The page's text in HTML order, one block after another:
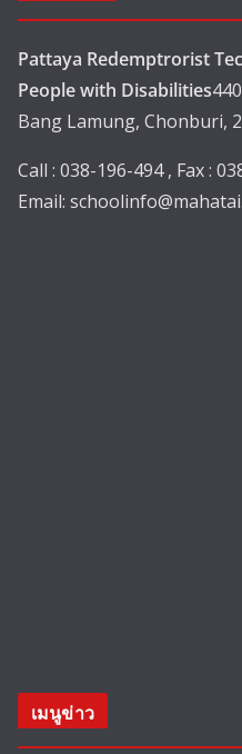
Pattaya Redemptrorist
People with Disabilities
Bang Lamung, Chonburi,
Call : 038-196-494 , Fax :
Email:
เมนูข่าว